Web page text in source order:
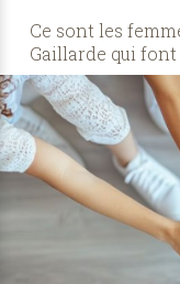
Ce sont les
Gaillarde qui